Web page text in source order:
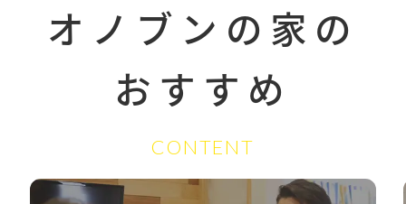
オノブンの家の
おすすめ
CONTENT